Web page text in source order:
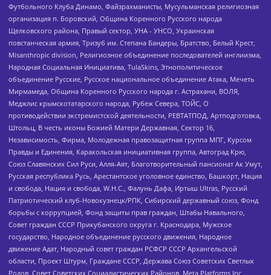
Футбольного Клуба Динамо, Файзрахманисты, Мусульманская религиозная
организация п. Боровский, Община Коренного Русского народа
Щелковского района, Правый сектор, УНА - УНСО, Украинская
повстанческая армия, Тризуб им. Степана Бандеры, Братство, Белый Крест,
Misanthropic division, Религиозное объединение последователей инглиизма,
Народная Социальная Инициатива, TulaSkins, Этнополитическое
объединение Русские, Русское национальное объединение Атака, Мечеть
Мирмамеда, Община Коренного Русского народа г. Астрахани, ВОЛЯ,
Меджлис крымскотатарского народа, Рубеж Севера, ТОЙС, О
противодействии экстремистской деятельности, РЕВТАТПОД, Артподготовка,
Штольц, В честь иконы Божией Матери Державная, Сектор 16,
Независимость, Фирма, Молодежная правозащитная группа МПГ, Курсом
Правды и Единения, Каракольская инициативная группа, Автоград Крю,
Союз Славянских Сил Руси, Алля-Аят, Благотворительный пансионат Ак Умут,
Русская республика Русь, Арестантское уголовное единство, Башкорт, Нация
и свобода, Нация и свобода, W.H.С., Фалунь Дафа, Иртыш Ultras, Русский
Патриотический клуб-Новокузнецк/РПК, Сибирский державный союз, Фонд
борьбы с коррупцией, Фонд защиты прав граждан, Штабы Навального,
Совет граждан СССР Прикубанского округа г. Краснодара, Мужское
государство, Народное объединение русского движения, Народное
движение Адат, Народный совет граждан РСФСР СССР Архангельской
области, Проект Штурм, Граждане СССР, Держава Союз Советских Светлых
Родов, Совет Советских Социалистических Районов, Meta Platforms Inc,